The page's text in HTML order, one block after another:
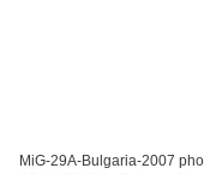
MiG-29A-Bulgaria-2007